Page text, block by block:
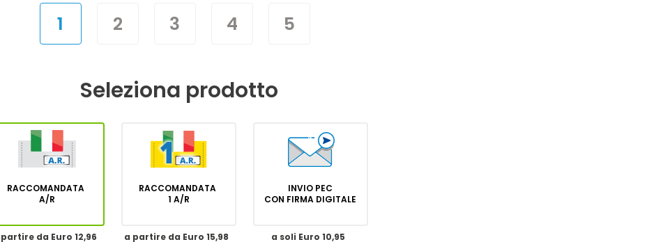
1 2 3 4 5
Seleziona prodotto
RACCOMANDATA
A/R
da Euro 12,96
RACCOMANDATA
1 A/R
a partire da Euro 15,98
INVIO PEC
CON FIRMA DIGITALE
a soli Euro 10,95